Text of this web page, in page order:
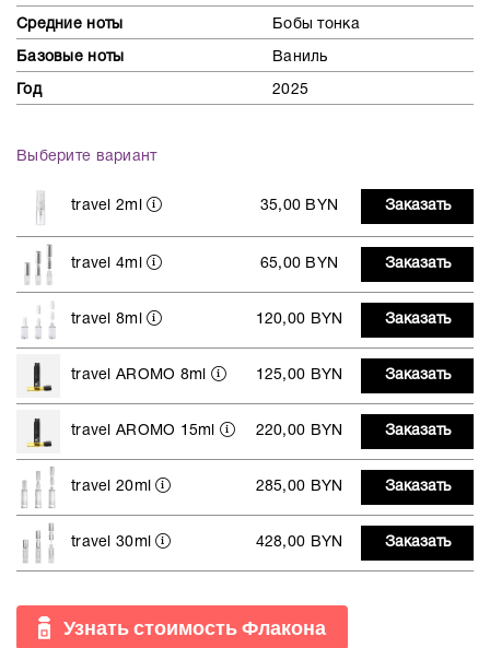
Средние ноты Бобы тонка
Базовые ноты Ваниль
Год 2025
Выберите вариант
travel 2ml 35,00 BYN Заказать
travel 4ml 65,00 BYN Заказать
travel 8ml 120,00 BYN Заказать
travel AROMO 8ml 125,00 BYN Заказать
travel AROMO 15ml 220,00 BYN Заказать
travel 20ml 285,00 BYN Заказать
travel 30ml 428,00 BYN Заказать
Узнать стоимость Флакона